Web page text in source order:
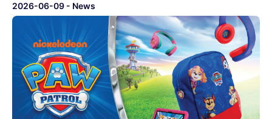
2026-06-09 - News